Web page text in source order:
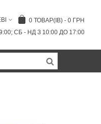
0 ТОВАР(ІВ) - 0 ГРН
СБ - НД З 10:00 ДО 17:00